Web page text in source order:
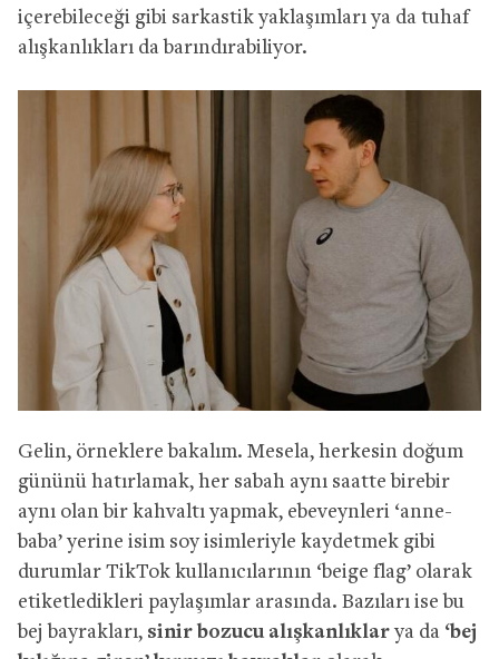
içerebileceği gibi sarkastik yaklaşımları ya da tuhaf
alışkanlıkları da barındırabiliyor.
Gelin, örneklere bakalım. Mesela, herkesin doğum
gününü hatırlamak, her sabah aynı saatte birebir
aynı olan bir kahvaltı yapmak, ebeveynleri ‘anne-
baba’ yerine isim soy isimleriyle kaydetmek gibi
durumlar TikTok kullanıcılarının ‘beige flag’ olarak
etiketledikleri paylaşımlar arasında. Bazıları ise bu
bej bayrakları, sinir bozucu alışkanlıklarya da ‘bej